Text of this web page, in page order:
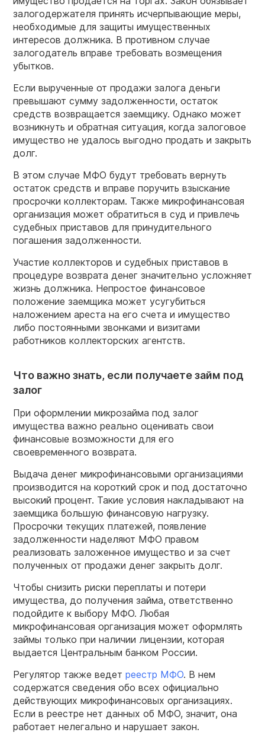
залогодержателя принять исчерпывающие меры,
необходимые для защиты имущественных
интересов должника. В противном случае
залогодатель вправе требовать возмещения
убытков.
Если вырученные от продажи залога деньги
превышают сумму задолженности, остаток
средств возвращается заемщику. Однако может
возникнуть и обратная ситуация, когда залоговое
имущество не удалось выгодно продать и закрыть
долг.
В этом случае МФО будут требовать вернуть
остаток средств и вправе поручить взыскание
просрочки коллекторам. Также микрофинансовая
организация может обратиться в суд и привлечь
судебных приставов для принудительного
погашения задолженности.
Участие коллекторов и судебных приставов в
процедуре возврата денег значительно усложняет
жизнь должника. Непростое финансовое
положение заемщика может усугубиться
наложением ареста на его счета и имущество
либо постоянными звонками и визитами
работников коллекторских агентств.
Что важно знать, если получаете займ под
залог
При оформлении микрозайма под залог
имущества важно реально оценивать свои
финансовые возможности для его
своевременного возврата.
Выдача денег микрофинансовыми организациями
производится на короткий срок и под достаточно
высокий процент. Такие условия накладывают на
заемщика большую финансовую нагрузку.
Просрочки текущих платежей, появление
задолженности наделяют МФО правом
реализовать заложенное имущество и за счет
полученных от продажи денег закрыть долг.
Чтобы снизить риски переплаты и потери
имущества, до получения займа, ответственно
подойдите к выбору МФО. Любая
микрофинансовая организация может оформлять
займы только при наличии лицензии, которая
выдается Центральным банком России.
Регулятор также ведет реестр МФО. В нем
содержатся сведения обо всех официально
действующих микрофинансовых организациях.
Если в реестре нет данных об МФО, значит, она
работает нелегально и нарушает закон.